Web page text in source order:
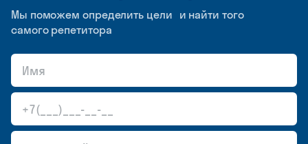
Мы поможем определить цели и найти того
самого репетитора